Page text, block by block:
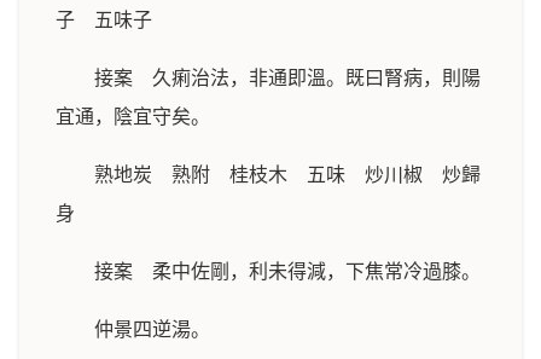
子 五味子
接案 久痢治法，非通即溫。既曰腎病，則陽
宜通，陰宜守矣。
熟地炭 熟附 桂枝木 五味 炒川椒 炒歸
身
接案 柔中佐剛，利未得減，下焦常冷過膝。
仲景四逆湯。